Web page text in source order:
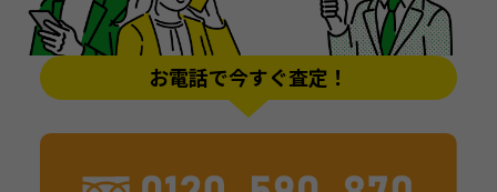
お電話で今すぐ査定！